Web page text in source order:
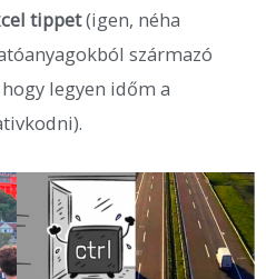
tippet(igen, néha
származó
legyen időm a